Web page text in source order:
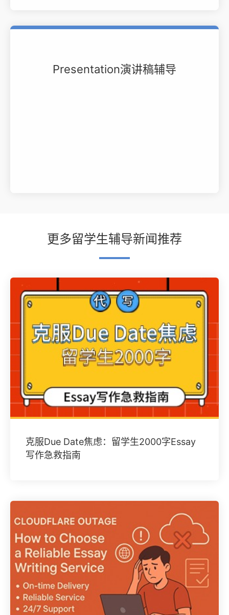
Presentation演讲稿辅导
更多留学生辅导新闻推荐
克服Due Date焦虑：留学生2000字Essay
写作急救指南